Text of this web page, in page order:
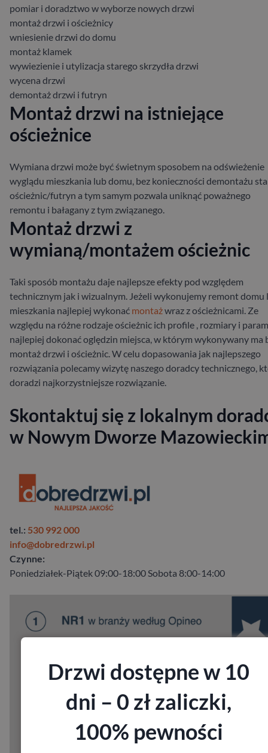
pomiar i doradztwo w wyborze nowych drzwi
montaż drzwi i ościeżnicy
wniesienie drzwi do domu
montaż klamek
wywiezienie i utylizacja starego skrzydła drzwi
wycena drzwi
demontaż drzwi i futryn
Montaż drzwi na istniejące
ościeżnice
Wymiana drzwi może być świetnym sposobem na odświeżenie
wyglądu mieszkania lub domu, bez konieczności demontażu
ościeżnic/futryn a tym samym pozwala uniknąć poważnego
remontu i bałagany z tym związanego.
Montaż drzwi z
wymianą/montażem ościeżnic
Taki sposób montażu daje najlepsze efekty pod względem
technicznym jak i wizualnym. Jeżeli wykonujemy remont domu
mieszkania najlepiej wykonać montażwraz z ościeżnicami. Ze
względu na różne rodzaje ościeżnic ich profile , rozmiary i
najlepiej dokonać oględzin miejsca, w którym wykonywany ma
montaż drzwi i ościeżnic. W celu dopasowania jak najlepszego
rozwiązania polecamy wizytę naszego doradcy technicznego,
doradzi najkorzystniejsze rozwiązanie.
Skontaktuj się z lokalnym
w Nowym Dworze
tel.: 530 992 000
info@dobredrzwi.pl
Czynne:
Poniedziałek-Piątek 09:00-18:00 Sobota 8:00-14:00
Drzwi dostępne w 10
dni – 0 zł zaliczki,
100% pewności